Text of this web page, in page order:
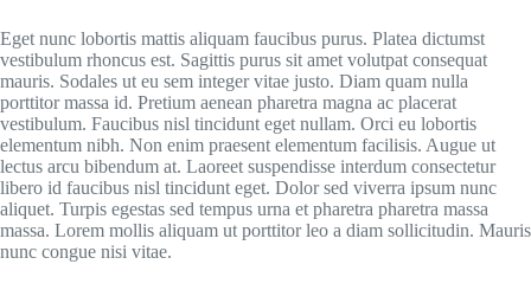
Eget nunc lobortis mattis aliquam faucibus purus. Platea dictumst
vestibulum rhoncus est. Sagittis purus sit amet volutpat consequat
mauris. Sodales ut eu sem integer vitae justo. Diam quam nulla
porttitor massa id. Pretium aenean pharetra magna ac placerat
vestibulum. Faucibus nisl tincidunt eget nullam. Orci eu lobortis
elementum nibh. Non enim praesent elementum facilisis. Augue ut
lectus arcu bibendum at. Laoreet suspendisse interdum consectetur
libero id faucibus nisl tincidunt eget. Dolor sed viverra ipsum nunc
aliquet. Turpis egestas sed tempus urna et pharetra pharetra massa
massa. Lorem mollis aliquam ut porttitor leo a diam sollicitudin. Mauris
nunc congue nisi vitae.